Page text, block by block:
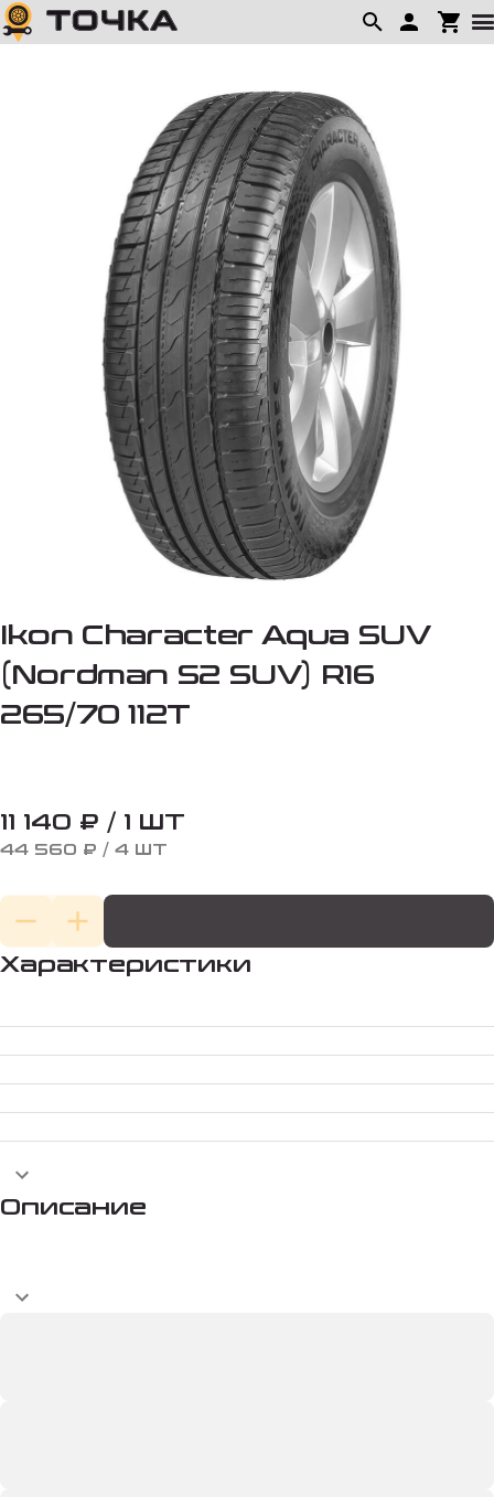
Ikon Character Aqua SUV
(Nordman S2 SUV) R16
265/70 112T
11 140 ₽ / 1 ШТ
44 560 ₽ / 4 ШТ
Характеристики
Описание